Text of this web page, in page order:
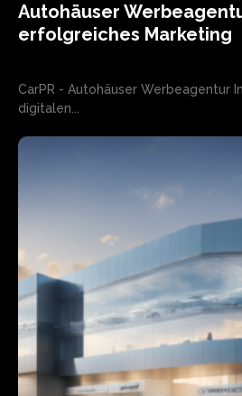
Autohäuser
erfolgreiches Marketing
CarPR - Autohäuser Werbeagentur In der heutigen
digitalen...